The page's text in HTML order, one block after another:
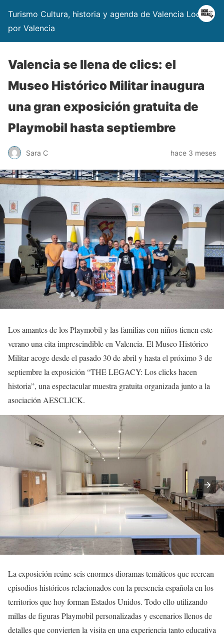
Turismo Cultura, historia y agenda de Valencia Locos
por Valencia
Valencia se llena de clics: el
Museo Histórico Militar inaugura
una gran exposición gratuita de
Playmobil hasta septiembre
Sara C hace 3 meses
Los amantes de los Playmobil y las familias con niños tienen este
verano una cita imprescindible en Valencia. El Museo Histórico
Militar acoge desde el pasado 30 de abril y hasta el próximo 3 de
septiembre la exposición “THE LEGACY: Los clicks hacen
historia”, una espectacular muestra gratuita organizada junto a la
asociación AESCLICK.
La exposición reúne seis enormes dioramas temáticos que recrean
episodios históricos relacionados con la presencia española en los
territorios que hoy forman Estados Unidos. Todo ello utilizando
millas de figuras Playmobil personalizadas y escenarios llenos de
detalles que convierten la visita en una experiencia tanto educativa